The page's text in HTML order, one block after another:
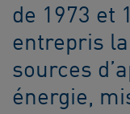
de 1973 et
entrepris
sources
énergie,